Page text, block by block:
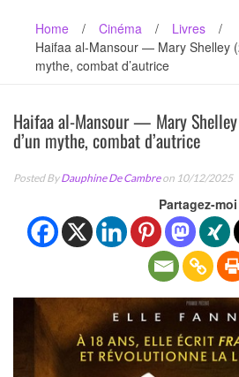
Home / Cinéma / Livres
/
Haifaa al-Mansour — Mary Shelley
mythe, combat d’autrice
Haifaa al-Mansour — Mary
d’un mythe, combat d’autrice
Posted ByDauphine De Cambreon 10/12/2025
Partagez-moi